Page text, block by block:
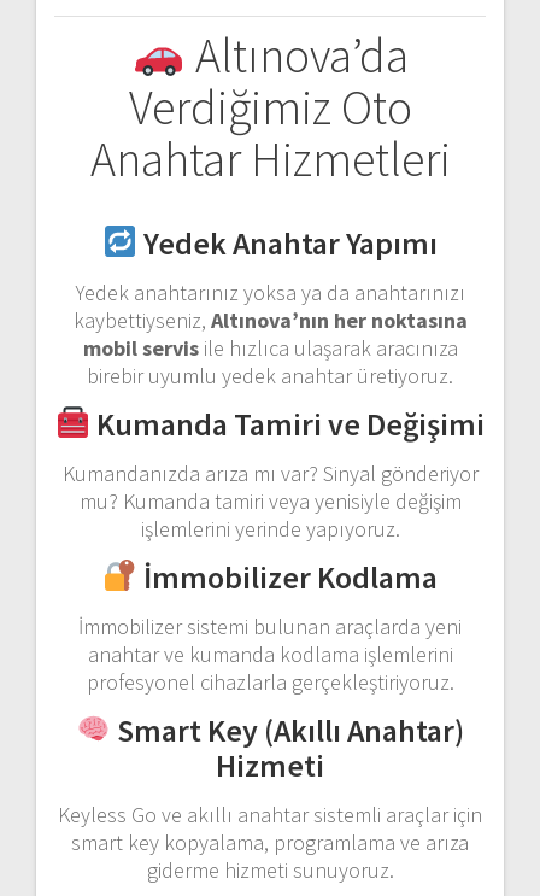
Altınova’da
Verdiğimiz Oto
Anahtar Hizmetleri
Yedek Anahtar Yapımı
Yedek anahtarınız yoksa ya da anahtarınızı
kaybettiyseniz, Altınova’nın her noktasına
mobil servisile hızlıca ulaşarak aracınıza
birebir uyumlu yedek anahtar üretiyoruz.
Kumanda Tamiri ve Değişimi
Kumandanızda arıza mı var? Sinyal gönderiyor
mu? Kumanda tamiri veya yenisiyle değişim
işlemlerini yerinde yapıyoruz.
İmmobilizer Kodlama
İmmobilizer sistemi bulunan araçlarda yeni
anahtar ve kumanda kodlama işlemlerini
profesyonel cihazlarla gerçekleştiriyoruz.
Smart Key (Akıllı Anahtar)
Hizmeti
Keyless Go ve akıllı anahtar sistemli araçlar için
smart key kopyalama, programlama ve arıza
giderme hizmeti sunuyoruz.